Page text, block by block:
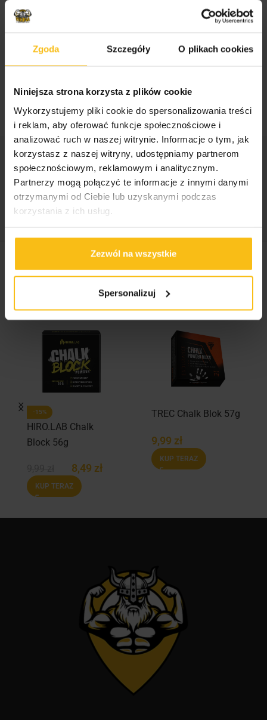
Zgoda Szczegóły O plikach cookies
Niniejsza strona korzysta z plików cookie
Wykorzystujemy pliki cookie do spersonalizowania treści
i reklam, aby oferować funkcje społecznościowe i
analizować ruch w naszej witrynie. Informacje o tym, jak
korzystasz z naszej witryny, udostępniamy partnerom
społecznościowym, reklamowym i analitycznym.
Partnerzy mogą połączyć te informacje z innymi danymi
otrzymanymi od Ciebie lub uzyskanymi podczas
korzystania z ich usług.
Zezwól na wszystkie
Spersonalizuj
przedramion.
Rozmiar : uniwersalny
Wymiary: 58,4 cm x 3,8 cm
Materiał:100% bawełna
SKU:29111143986
Kategorie:Akcesoria sportowe,Gaspari Nutrition,
Inne
Tagi: akcesoria
Podobne produkty
-15%
HIRO.LAB Chalk
Block 56g
8,49 zł
KUP TERAZ
TREC Chalk Blok 57g
9,99 zł
KUP TERAZ